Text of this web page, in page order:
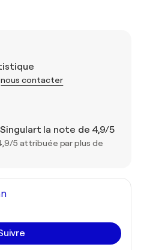
nous contacter
la note de 4,9/5
5 attribuée par plus de